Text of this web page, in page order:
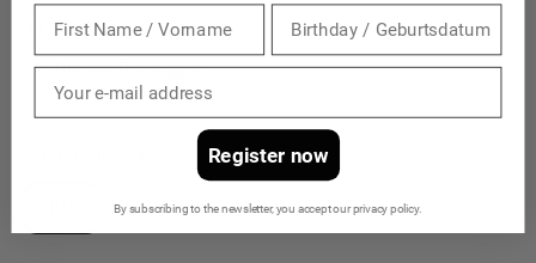
Rausch
Blinder Passagier
Deluxe CD LP
Register now
By subscribing to the newsletter, you accept our privacy policy.